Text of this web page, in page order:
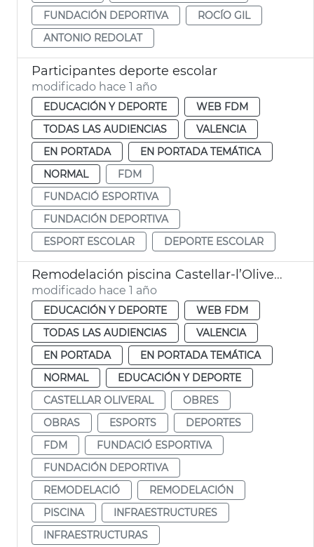
FUNDACIÓN DEPORTIVA
ROCÍO GIL
ANTONIO REDOLAT
Participantes deporte escolar
modificado hace 1 año
EDUCACIÓN Y DEPORTE
WEB FDM
TODAS LAS AUDIENCIAS
VALENCIA
EN PORTADA
EN PORTADA TEMÁTICA
NORMAL
FDM
FUNDACIÓ ESPORTIVA
FUNDACIÓN DEPORTIVA
ESPORT ESCOLAR
DEPORTE ESCOLAR
Remodelación piscina Castellar-l’Oliveral
modificado hace 1 año
EDUCACIÓN Y DEPORTE
WEB FDM
TODAS LAS AUDIENCIAS
VALENCIA
EN PORTADA
EN PORTADA TEMÁTICA
NORMAL
EDUCACIÓN Y DEPORTE
CASTELLAR OLIVERAL
OBRES
OBRAS
ESPORTS
DEPORTES
FDM
FUNDACIÓ ESPORTIVA
FUNDACIÓN DEPORTIVA
REMODELACIÓ
REMODELACIÓN
PISCINA
INFRAESTRUCTURES
INFRAESTRUCTURAS